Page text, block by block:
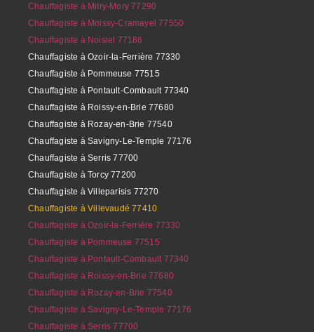
Chauffagiste à Mitry-Mory 77290
Chauffagiste à Moissy-Cramayel 77550
Chauffagiste à Noisiel 77186
Chauffagiste à Ozoir-la-Ferrière 77330
Chauffagiste à Pommeuse 77515
Chauffagiste à Pontault-Combault 77340
Chauffagiste à Roissy-en-Brie 77680
Chauffagiste à Rozay-en-Brie 77540
Chauffagiste à Savigny-Le-Temple 77176
Chauffagiste à Serris 77700
Chauffagiste à Torcy 77200
Chauffagiste à Villeparisis 77270
Chauffagiste à Villevaudé 77410
Chauffagiste à Ozoir-la-Ferrière 77330
Chauffagiste à Pommeuse 77515
Chauffagiste à Pontault-Combault 77340
Chauffagiste à Roissy-en-Brie 77680
Chauffagiste à Rozay-en-Brie 77540
Chauffagiste à Savigny-Le-Temple 77176
Chauffagiste à Serris 77700